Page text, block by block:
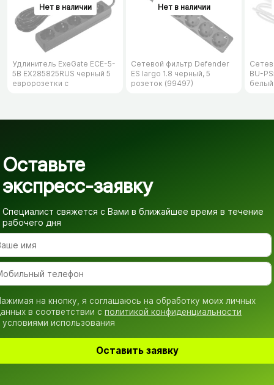
Удлинитель ExeGate ECE-5-
5B EX285825RUS черный 5
евророзетки с
Сетевой фильтр Defender
ES largo 1.8 черный, 5
розеток (99497)
BU-
белый
Оставьте
экспресс-заявку
Специалист свяжется с Вами в ближайшее время в течение
рабочего дня
на кнопку, я соглашаюсь на обработку моих личных
в соответствии с политикой конфиденциальности
условиями использования
Оставить заявку